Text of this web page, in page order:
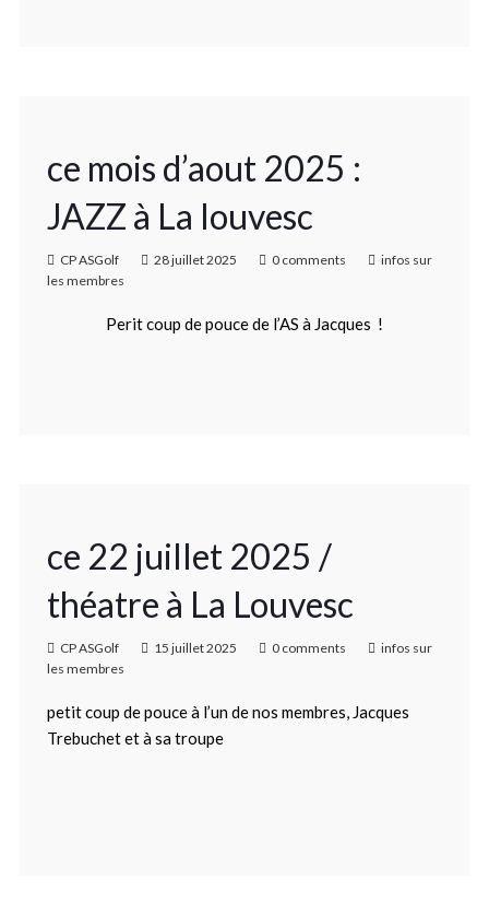
ce mois d’aout 2025 :
JAZZ à La louvesc
CP ASGolf 28 juillet 2025 0 comments
infos sur
les membres
Perit coup de pouce de l’AS à Jacques !
ce 22 juillet 2025 /
théatre à La Louvesc
CP ASGolf 15 juillet 2025 0 comments
infos sur
les membres
petit coup de pouce à l’un de nos membres, Jacques
Trebuchet et à sa troupe